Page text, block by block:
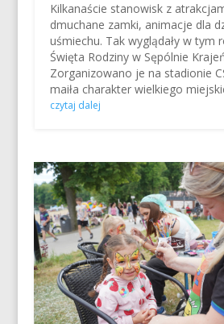
Kilkanaście stanowisk z
dmuchane zamki, animacje dla
uśmiechu. Tak wyglądały w tym
Święta Rodziny w Sępólnie
Zorganizowano je na stadionie
maiła charakter wielkiego
czytaj dalej